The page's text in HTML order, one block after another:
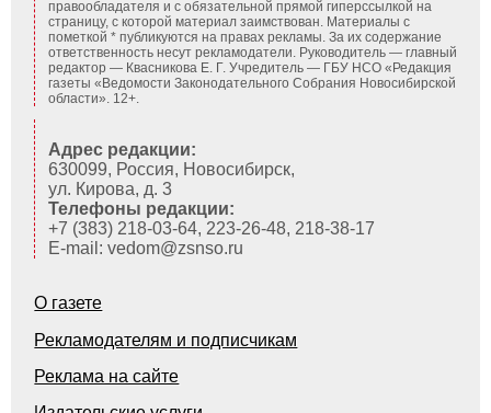
правообладателя и с обязательной прямой гиперссылкой на
страницу, с которой материал заимствован. Материалы с
пометкой * публикуются на правах рекламы. За их содержание
ответственность несут рекламодатели. Руководитель — главный
редактор — Квасникова Е. Г. Учредитель — ГБУ НСО «Редакция
газеты «Ведомости Законодательного Собрания Новосибирской
области». 12+.
Адрес редакции:
630099, Россия, Новосибирск,
ул. Кирова, д. 3
Телефоны редакции:
+7 (383) 218-03-64, 223-26-48, 218-38-17
E-mail: vedom@zsnso.ru
О газете
Рекламодателям и подписчикам
Реклама на сайте